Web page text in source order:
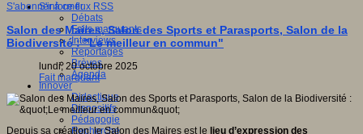
S'informer
Débats
Faits marquants
Interviews
Reportages
Brèves
Agenda
Innover
Didactique
Dispositifs
Pédagogie
Recherche
S'abonner à ce flux RSS
Salon des Maires, Salon des Sports et Parasports, Salon de la
Biodiversité : "Le meilleur en commun"
lundi, 20 octobre 2025
Fait marquant
Depuis sa création, le Salon des Maires est le lieu d’expression des